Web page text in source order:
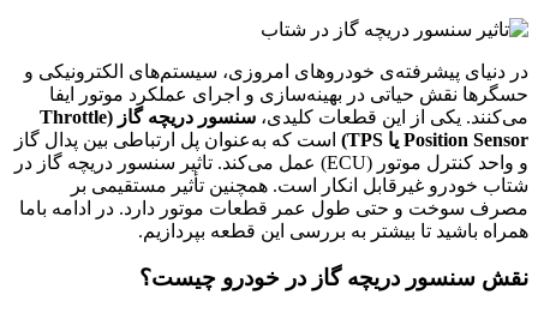
در دنیای پیشرفته‌ی خودروهای امروزی، سیستم‌های الکترونیکی و
حسگرها نقش حیاتی در بهینه‌سازی و اجرای عملکرد موتور ایفا
می‌کنند. یکی از این قطعات کلیدی،
سنسور دریچه گاز (Throttle
Position Sensor یا TPS)
است که به‌عنوان پل ارتباطی بین پدال گاز
و واحد کنترل موتور (ECU) عمل می‌کند. تاثیر سنسور دریچه گاز در
شتاب خودرو غیرقابل انکار است. همچنین تأثیر مستقیمی بر
مصرف سوخت و حتی طول عمر قطعات موتور دارد. در ادامه باما
همراه باشید تا بیشتر به بررسی این قطعه بپردازیم.
نقش سنسور دریچه گاز در خودرو چیست؟